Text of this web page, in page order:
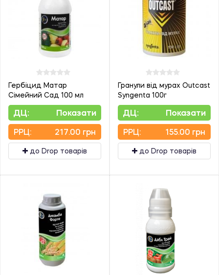
Гербіцид Матар
Сімейний Сад 100 мл
ДЦ: Показати
PPЦ: 217.00 грн
до Drop товарів
Гранули від мурах Outcast
Syngenta 100г
ДЦ: Показати
PPЦ: 155.00 грн
до Drop товарів